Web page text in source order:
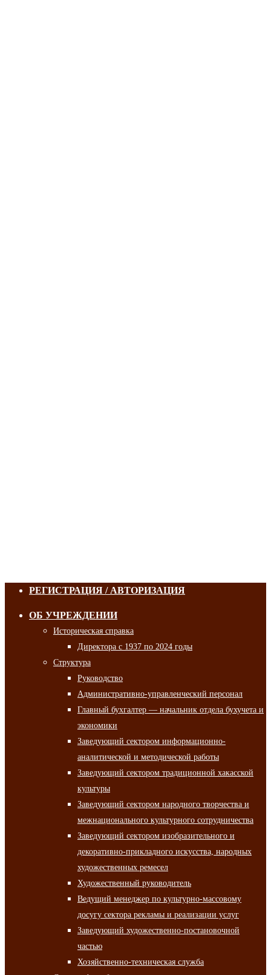
РЕГИСТРАЦИЯ / АВТОРИЗАЦИЯ
ОБ УЧРЕЖДЕНИИ
Историческая справка
Директора с 1937 по 2024 годы
Структура
Руководство
Административно-управленческий персонал
Главный бухгалтер — начальник отдела бухучета и
экономики
Заведующий сектором информационно-
аналитической и методической работы
Заведующий сектором традиционной хакасской
культуры
Заведующий сектором народного творчества и
межнационального культурного сотрудничества
Заведующий сектором изобразительного и
декоративно-прикладного искусства, народных
художественных ремесел
Художественный руководитель
Ведущий менеджер по культурно-массовому
досугу сектора рекламы и реализации услуг
Заведующий художественно-постановочной
частью
Хозяйственно-техническая служба